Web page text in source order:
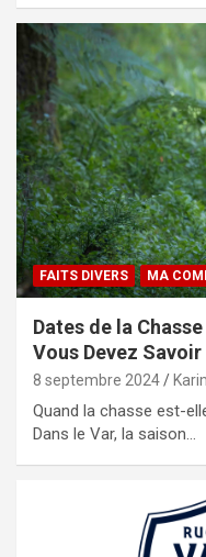
FAITS DIVERS MA
Dates de la
Vous Devez Savoir
8 septembre 2024
Quand la chasse est-
Dans le Var, la saison…